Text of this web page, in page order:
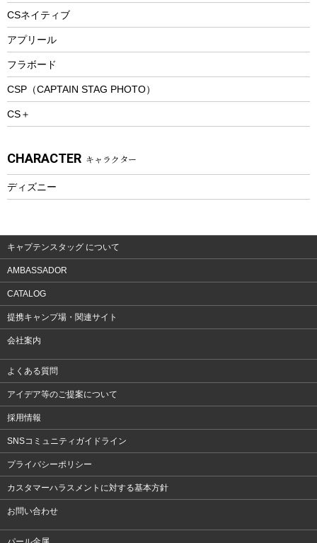
トレッキング
トレッキングアクセサリー
プレイグッズ
ウェルネス
ウェア、タオル
ウェア
CSネイティブ
アプリール
フラボード
CSP（CAPTAIN STAG PHOTO）
CS＋
CHARACTER キャラクター
ディズニー
キャプテンスタッグ について
AMBASSADOR
CATALOG
提携キャンプ場・関連サイト
会社案内
よくある質問
アイデア等のご提案について
採用情報
SNSコミュニティガイドライン
プライバシーポリシー
カスタマーハラスメントに対する基本方針
お問い合わせ